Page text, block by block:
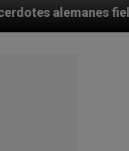
contestan a su